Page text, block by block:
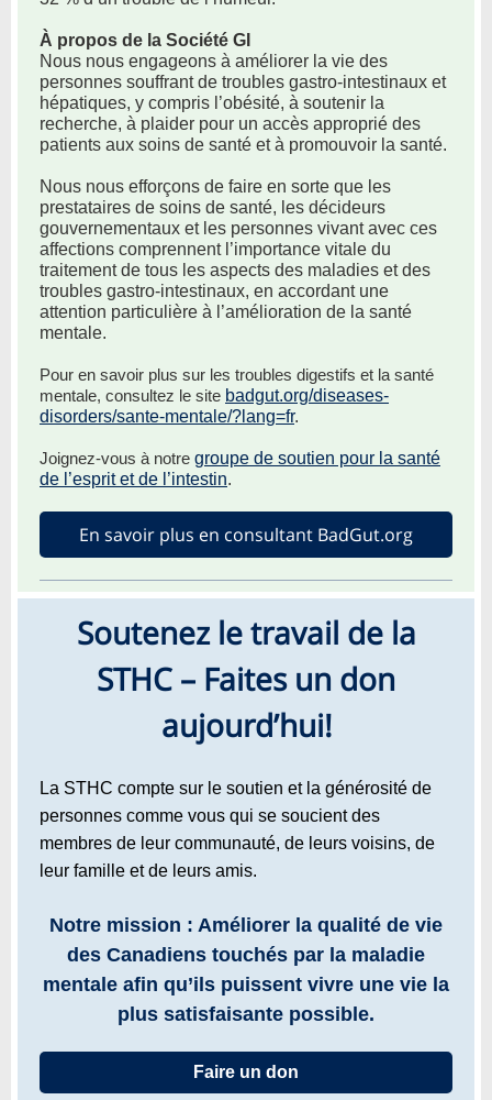
À propos de la Société GI
Nous nous engageons à améliorer la vie des
personnes souffrant de troubles gastro-intestinaux et
hépatiques, y compris l’obésité, à soutenir la
recherche, à plaider pour un accès approprié des
patients aux soins de santé et à promouvoir la santé.
Nous nous efforçons de faire en sorte que les
prestataires de soins de santé, les décideurs
gouvernementaux et les personnes vivant avec ces
affections comprennent l’importance vitale du
traitement de tous les aspects des maladies et des
troubles gastro-intestinaux, en accordant une
attention particulière à l’amélioration de la santé
mentale.
Pour en savoir plus sur les troubles digestifs et la santé
mentale, consultez le site badgut.org/diseases-
disorders/sante-mentale/?lang=fr.
Joignez-vous à notre groupe de soutien pour la santé
de l’esprit et de l’intestin.
En savoir plus en consultant BadGut.org
Soutenez le travail de la
STHC – Faites un don
aujourd’hui!
La STHC compte sur le soutien et la générosité de
personnes comme vous qui se soucient des
membres de leur communauté, de leurs voisins, de
leur famille et de leurs amis.
Notre mission : Améliorer la qualité de vie
des Canadiens touchés par la maladie
mentale afin qu’ils puissent vivre une vie la
plus satisfaisante possible.
Faire un don